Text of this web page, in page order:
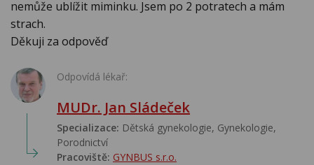
nemůže ublížit miminku. Jsem po 2 potratech a mám
strach.
Děkuji za odpověď
Odpovídá lékař:
MUDr. Jan Sládeček
Specializace: Dětská gynekologie, Gynekologie,
Porodnictví
Pracoviště: GYNBUS s.r.o.